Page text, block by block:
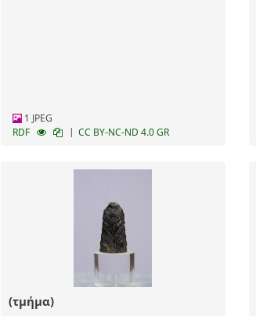
1 JPEG
RDF
| CC BY-NC-ND 4.0 GR
(τμήμα)